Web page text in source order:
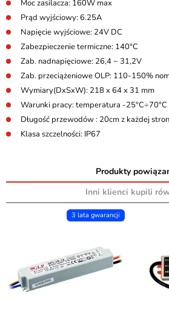
Moc zasilacza: 160W max
Prąd wyjściowy: 6.25A
Napięcie wyjściowe: 24V DC
Zabezpieczenie termiczne: 140°C
Zab. nadnapięciowe: 26,4 ~ 31,2V
Zab. przeciążeniowe OLP: 110-150%
Wymiary(DxSxW): 218 x 64 x 31 mm
Warunki pracy: temperatura -25°C÷70°C
Długość przewodów : 20cm z każdej
Klasa szczelności: IP67
Produkty
Inni klienci kupili
3 lata gwarancji